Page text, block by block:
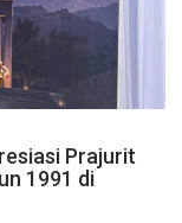
Prajurit
1991 di